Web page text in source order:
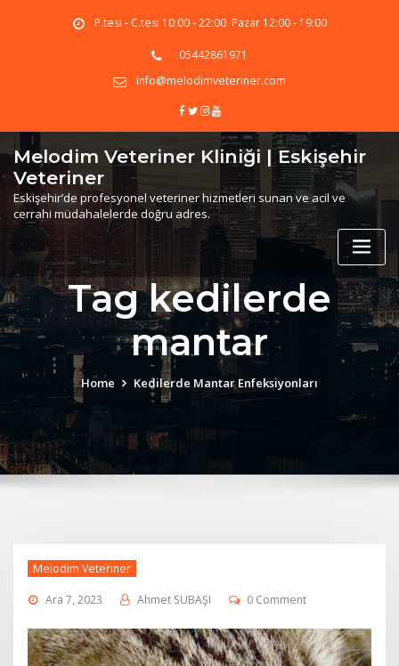
P.tesi - C.tesi 10:00 - 22:00. Pazar 12:00 - 19:00
05442861971
info@melodimveteriner.com
Melodim Veteriner Kliniği | Eskişehir
Veteriner
Eskişehir’de profesyonel veteriner hizmetleri sunan ve acil ve
cerrahi müdahalelerde doğru adres.
Tag kedilerde
mantar
Home Kedilerde Mantar Enfeksiyonları
Melodim Veteriner
Ara 7, 2023 Ahmet SUBAŞI 0 Comment